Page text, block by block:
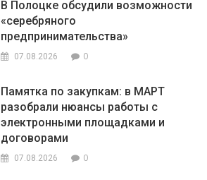
В Полоцке обсудили возможности
«серебряного
предпринимательства»
07.08.2026 0
Памятка по закупкам: в МАРТ
разобрали нюансы работы с
электронными площадками и
договорами
07.08.2026 0